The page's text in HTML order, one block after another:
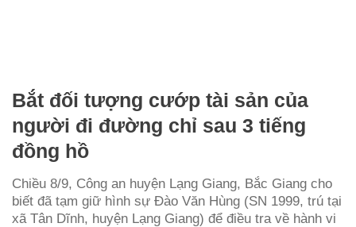
Bắt đối tượng cướp tài sản của
người đi đường chỉ sau 3 tiếng
đồng hồ
Chiều 8/9, Công an huyện Lạng Giang, Bắc Giang cho
biết đã tạm giữ hình sự Đào Văn Hùng (SN 1999, trú tại
xã Tân Dĩnh, huyện Lạng Giang) để điều tra về hành vi